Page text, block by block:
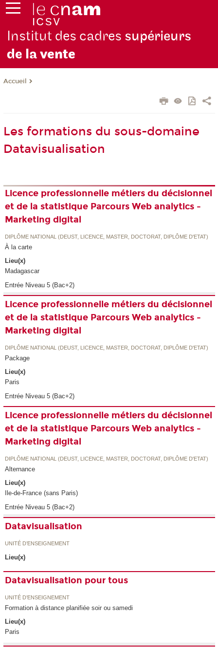
Institut des cadres supérieurs
de lavente
Accueil
Les formations du sous-domaine
Datavisualisation
Licence professionnelle métiers du décisionnel
et de la statistique Parcours Web analytics -
Marketing digital
DIPLÔME NATIONAL (DEUST, LICENCE, MASTER, DOCTORAT, DIPLÔME D'ETAT)
À la carte
Lieu(x)
Madagascar
Entrée Niveau 5 (Bac+2)
Licence professionnelle métiers du décisionnel
et de la statistique Parcours Web analytics -
Marketing digital
DIPLÔME NATIONAL (DEUST, LICENCE, MASTER, DOCTORAT, DIPLÔME D'ETAT)
Package
Lieu(x)
Paris
Entrée Niveau 5 (Bac+2)
Licence professionnelle métiers du décisionnel
et de la statistique Parcours Web analytics -
Marketing digital
DIPLÔME NATIONAL (DEUST, LICENCE, MASTER, DOCTORAT, DIPLÔME D'ETAT)
Alternance
Lieu(x)
Ile-de-France (sans Paris)
Entrée Niveau 5 (Bac+2)
Datavisualisation
UNITÉ D’ENSEIGNEMENT
Lieu(x)
Datavisualisation pour tous
UNITÉ D’ENSEIGNEMENT
Formation à distance planifiée soir ou samedi
Lieu(x)
Paris